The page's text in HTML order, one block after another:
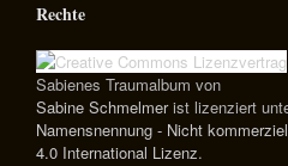
Rechte
Sabienes Traumalbum von
Sabine Schmelmerist lizenziert
Namensnennung - Nicht
4.0 International Lizenz.